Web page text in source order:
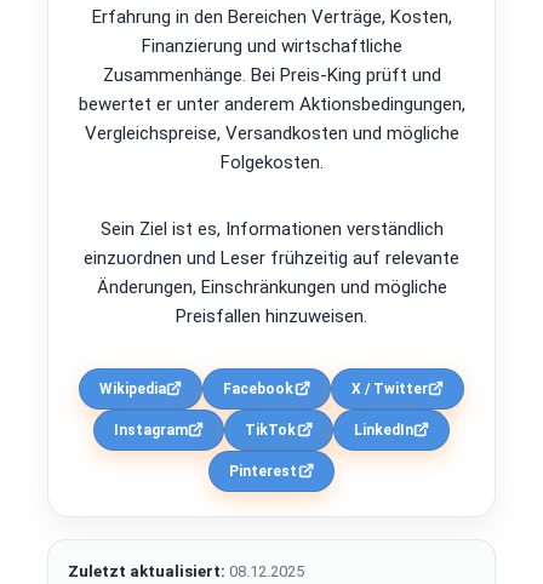
Erfahrung in den Bereichen Verträge, Kosten,
Finanzierung und wirtschaftliche
Zusammenhänge. Bei Preis-King prüft und
bewertet er unter anderem Aktionsbedingungen,
Vergleichspreise, Versandkosten und mögliche
Folgekosten.
Sein Ziel ist es, Informationen verständlich
einzuordnen und Leser frühzeitig auf relevante
Änderungen, Einschränkungen und mögliche
Preisfallen hinzuweisen.
Wikipedia Facebook X / Twitter
Instagram TikTok LinkedIn
Pinterest
Zuletzt aktualisiert: 08.12.2025